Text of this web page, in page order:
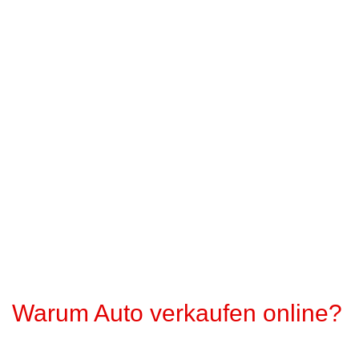
Warum Auto verkaufen online?